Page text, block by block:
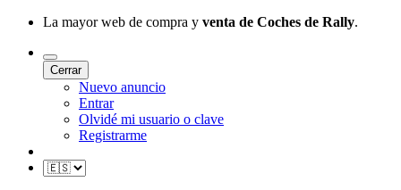
La mayor web de compra y venta de Coches de Rally.
Cerrar
Nuevo anuncio
Entrar
Olvidé mi usuario o clave
Registrarme